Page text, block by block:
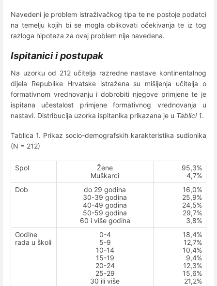
Navedeni je problem istraživačkog tipa te ne postoje podatci
na temelju kojih bi se mogla oblikovati očekivanja te iz tog
razloga hipoteza za ovaj problem nije navedena.
Ispitanici i postupak
Na uzorku od 212 učitelja razredne nastave kontinentalnog
dijela Republike Hrvatske istražena su mišljenja učitelja o
formativnom vrednovanju i dobrobiti njegove primjene te je
ispitana učestalost primjene formativnog vrednovanja u
nastavi. Distribucija uzorka ispitanika prikazana je u Tablici 1.
Tablica 1. Prikaz socio-demografskih karakteristika sudionika
(N = 212)
Spol
Žene
Muškarci
95,3%
4,7%
Dob
do 29 godina
30-39 godina
40-49 godina
50-59 godina
60 i više godina
16,0%
25,9%
24,5%
29,7%
3,8%
Godine
rada u školi
0-4
5-9
10-14
15-19
20-24
25-29
30 ili više
18,4%
12,7%
10,4%
9,4%
12,3%
15,6%
21,2%